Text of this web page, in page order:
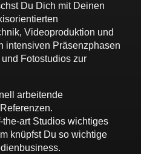
Du Dich mit Deinen
Videoproduktion und
intensiven Präsenzphasen
Fotostudios zur
arbeitende
art Studios wichtiges
knüpfst Du so wichtige